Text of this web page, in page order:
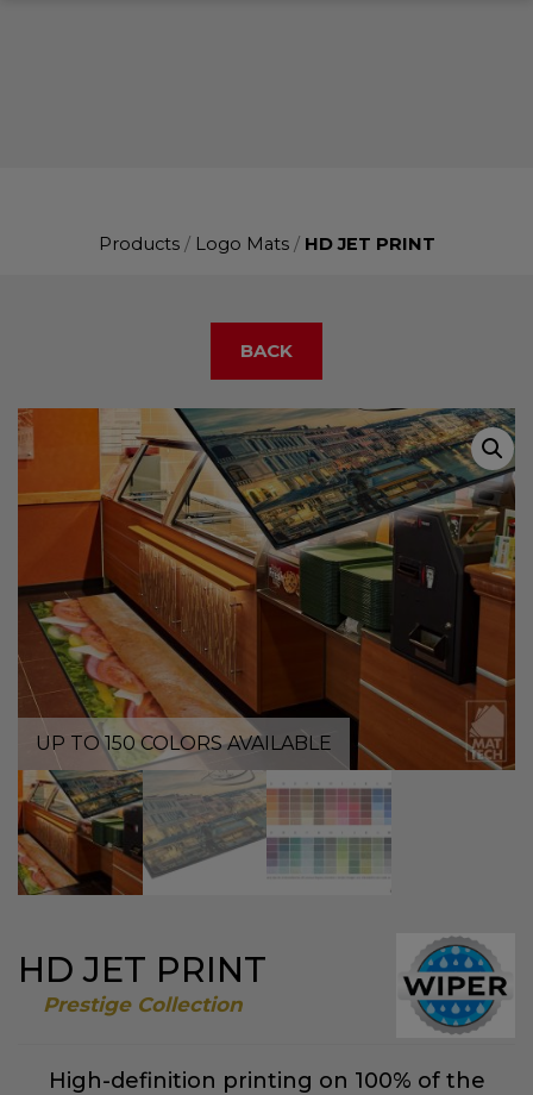
Products/ Logo Mats/ HD JET PRINT
BACK
UP TO 150 COLORS AVAILABLE
HD JET PRINT
Prestige Collection
High-definition printing on 100% of the